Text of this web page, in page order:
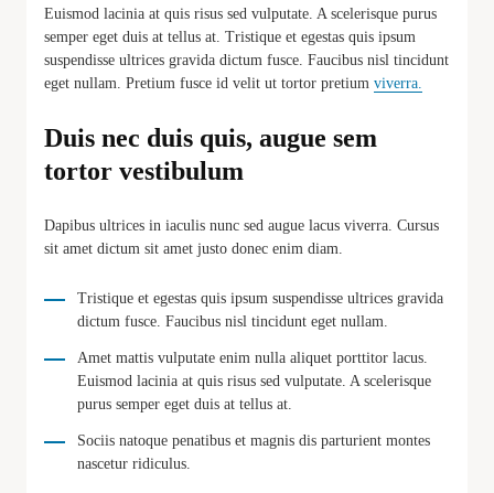
Euismod lacinia at quis risus sed vulputate. A scelerisque purus
semper eget duis at tellus at. Tristique et egestas quis ipsum
suspendisse ultrices gravida dictum fusce. Faucibus nisl tincidunt
eget nullam. Pretium fusce id velit ut tortor pretium viverra.
Duis nec duis quis, augue sem
tortor vestibulum
Dapibus ultrices in iaculis nunc sed augue lacus viverra. Cursus
sit amet dictum sit amet justo donec enim diam.
Tristique et egestas quis ipsum suspendisse ultrices gravida
dictum fusce. Faucibus nisl tincidunt eget nullam.
Amet mattis vulputate enim nulla aliquet porttitor lacus.
Euismod lacinia at quis risus sed vulputate. A scelerisque
purus semper eget duis at tellus at.
Sociis natoque penatibus et magnis dis parturient montes
nascetur ridiculus.